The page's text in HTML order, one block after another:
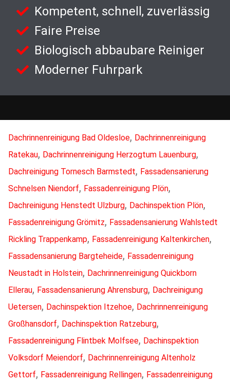
Kompetent, schnell, zuverlässig
Faire Preise
Biologisch abbaubare Reiniger
Moderner Fuhrpark
Dachrinnenreinigung Bad Oldesloe, Dachrinnenreinigung
Ratekau, Dachrinnenreinigung Herzogtum Lauenburg,
Dachreinigung Tornesch Barmstedt, Fassadensanierung
Schnelsen Niendorf, Fassadenreinigung Plön,
Dachreinigung Henstedt Ulzburg, Dachinspektion Plön,
Fassadenreinigung Grömitz, Fassadensanierung Wahlstedt
Rickling Trappenkamp, Fassadenreinigung Kaltenkirchen,
Fassadensanierung Bargteheide, Fassadenreinigung
Neustadt in Holstein, Dachrinnenreinigung Quickborn
Ellerau, Fassadensanierung Ahrensburg, Dachreinigung
Uetersen, Dachinspektion Itzehoe, Dachrinnenreinigung
Großhansdorf, Dachinspektion Ratzeburg,
Fassadenreinigung Flintbek Molfsee, Dachinspektion
Volksdorf Meiendorf, Dachrinnenreinigung Altenholz
Gettorf, Fassadenreinigung Rellingen, Fassadenreinigung